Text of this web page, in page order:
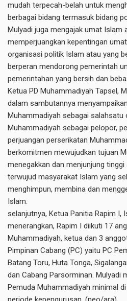
mudah terpecah-belah untuk
berbagai bidang termasuk bidang
Mulyadi juga mengajak umat Islam
memperjuangkan kepentingan
organisasi politik Islam atau yang
berperan mendorong pemerintah
pemerintahan yang bersih dan
Ketua PD Muhammadiyah Tapsel,
dalam sambutannya
Muhammadiyah sebagai
Muhammadiyah sebagai pelopor,
perjuangan perserikatan
berkomitmen mewujudkan tujuan
menegakkan dan menjunjung
terwujud masyarakat Islam yang
menghimpun, membina dan
Islam.
selanjutnya, Ketua Panitia Rapim I,
menerangkan, Rapim I diikuti 17
Muhammadiyah, ketua dan 3
Pimpinan Cabang (PC) yaitu PC
Batang Toru, Huta Tonga,
dan Cabang Parsorminan. Mulyadi
Pemuda Muhammadiyah minimal